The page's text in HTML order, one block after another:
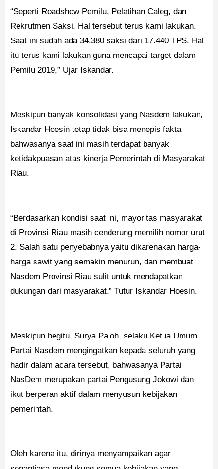
“Seperti Roadshow Pemilu, Pelatihan Caleg, dan
Rekrutmen Saksi. Hal tersebut terus kami lakukan.
Saat ini sudah ada 34.380 saksi dari 17.440 TPS. Hal
itu terus kami lakukan guna mencapai target dalam
Pemilu 2019,” Ujar Iskandar.
Meskipun banyak konsolidasi yang Nasdem lakukan,
Iskandar Hoesin tetap tidak bisa menepis fakta
bahwasanya saat ini masih terdapat banyak
ketidakpuasan atas kinerja Pemerintah di Masyarakat
Riau.
“Berdasarkan kondisi saat ini, mayoritas masyarakat
di Provinsi Riau masih cenderung memilih nomor urut
2. Salah satu penyebabnya yaitu dikarenakan harga-
harga sawit yang semakin menurun, dan membuat
Nasdem Provinsi Riau sulit untuk mendapatkan
dukungan dari masyarakat.” Tutur Iskandar Hoesin.
Meskipun begitu, Surya Paloh, selaku Ketua Umum
Partai Nasdem mengingatkan kepada seluruh yang
hadir dalam acara tersebut, bahwasanya Partai
NasDem merupakan partai Pengusung Jokowi dan
ikut berperan aktif dalam menyusun kebijakan
pemerintah.
Oleh karena itu, dirinya menyampaikan agar